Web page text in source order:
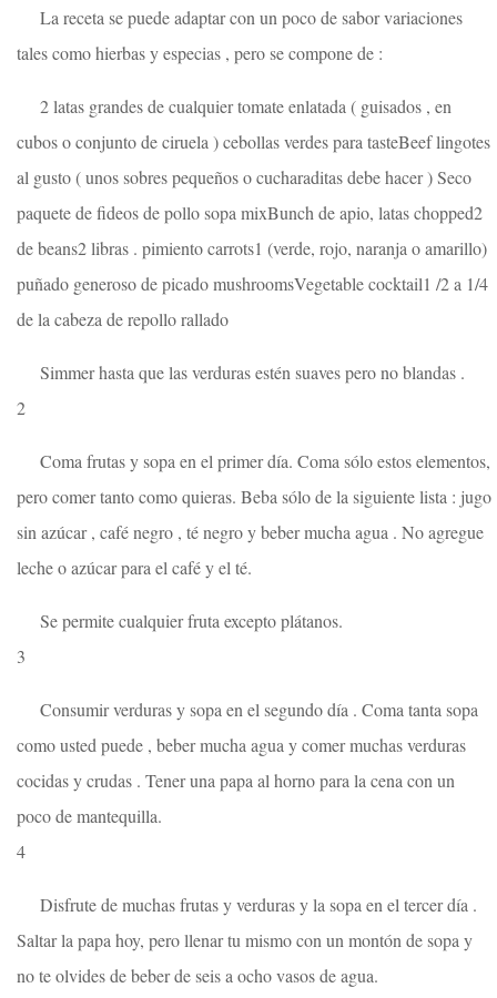
La receta se puede adaptar con un poco de sabor variaciones
tales como hierbas y especias , pero se compone de :
2 latas grandes de cualquier tomate enlatada ( guisados ​​, en
cubos o conjunto de ciruela ) cebollas verdes para tasteBeef lingotes
al gusto ( unos sobres pequeños o cucharaditas debe hacer ) Seco
paquete de fideos de pollo sopa mixBunch de apio, latas chopped2
de beans2 libras . pimiento carrots1 (verde, rojo, naranja o amarillo)
puñado generoso de picado mushroomsVegetable cocktail1 /2 a 1/4
de la cabeza de repollo rallado
Simmer hasta que las verduras estén suaves pero no blandas .
2
Coma frutas y sopa en el primer día. Coma sólo estos elementos,
pero comer tanto como quieras. Beba sólo de la siguiente lista : jugo
sin azúcar , café negro , té negro y beber mucha agua . No agregue
leche o azúcar para el café y el té.
Se permite cualquier fruta excepto plátanos.
3
Consumir verduras y sopa en el segundo día . Coma tanta sopa
como usted puede , beber mucha agua y comer muchas verduras
cocidas y crudas . Tener una papa al horno para la cena con un
poco de mantequilla.
4
Disfrute de muchas frutas y verduras y la sopa en el tercer día .
Saltar la papa hoy, pero llenar tu mismo con un montón de sopa y
no te olvides de beber de seis a ocho vasos de agua.